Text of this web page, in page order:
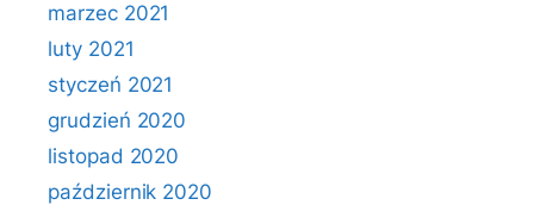
marzec 2021
luty 2021
styczeń 2021
grudzień 2020
listopad 2020
październik 2020